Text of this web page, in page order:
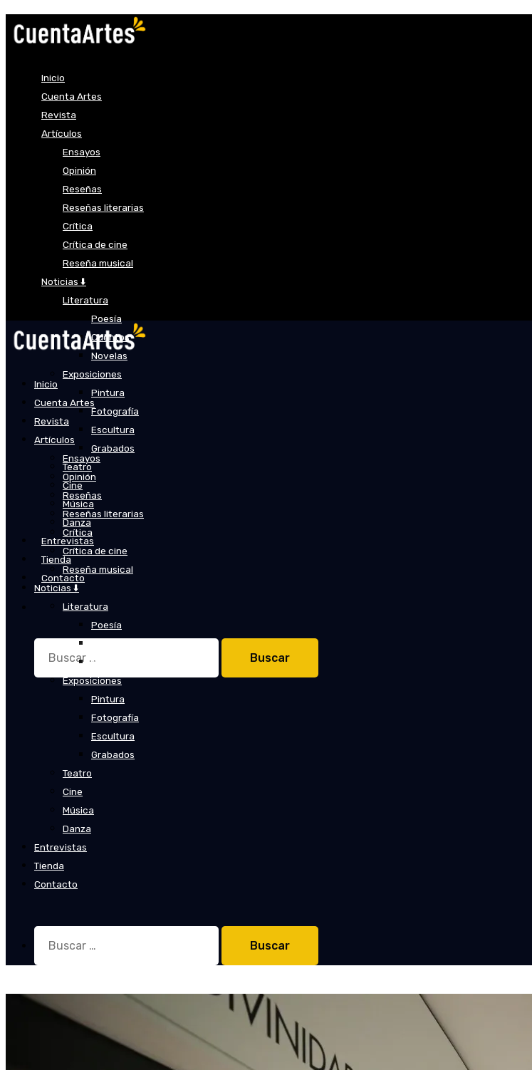
Inicio
Cuenta Artes
Revista
Artículos
Ensayos
Opinión
Reseñas
Reseñas literarias
Crítica
Crítica de cine
Reseña musical
Noticias ⬇️
Literatura
Poesía
Cuentos
Novelas
Exposiciones
Pintura
Fotografía
Escultura
Grabados
Teatro
Cine
Música
Danza
Entrevistas
Tienda
Contacto
Buscar:
Inicio
Cuenta Artes
Revista
Artículos
Ensayos
Opinión
Reseñas
Reseñas literarias
Crítica
Crítica de cine
Reseña musical
Noticias ⬇️
Literatura
Poesía
Novelas
Exposiciones
Pintura
Fotografía
Escultura
Grabados
Teatro
Cine
Música
Danza
Entrevistas
Tienda
Contacto
Buscar: